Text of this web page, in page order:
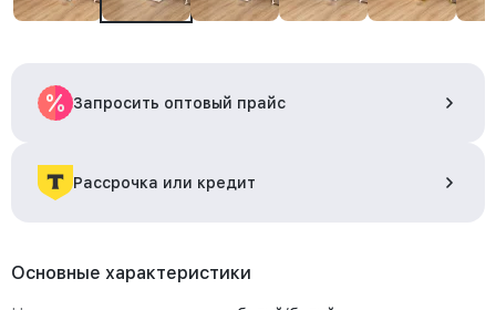
Запросить оптовый прайс
Рассрочка или кредит
Основные характеристики